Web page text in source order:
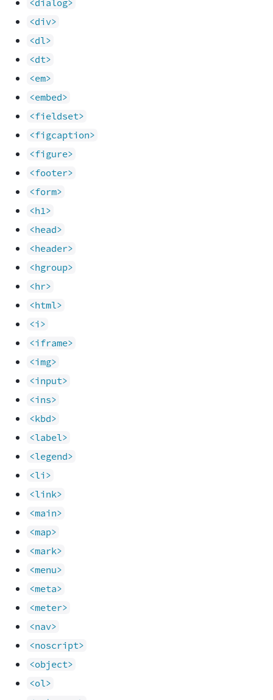
<dialog>
<div>
<dl>
<dt>
<em>
<embed>
<fieldset>
<figcaption>
<figure>
<footer>
<form>
<h1>
<head>
<header>
<hgroup>
<hr>
<html>
<i>
<iframe>
<img>
<input>
<ins>
<kbd>
<label>
<legend>
<li>
<link>
<main>
<map>
<mark>
<menu>
<meta>
<meter>
<nav>
<noscript>
<object>
<ol>